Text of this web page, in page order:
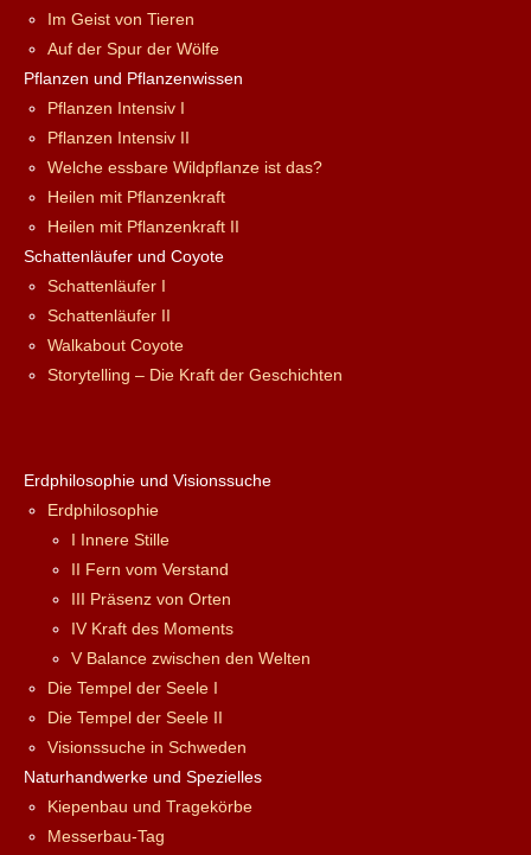
Im Geist von Tieren
Auf der Spur der Wölfe
Pflanzen und Pflanzenwissen
Pflanzen Intensiv I
Pflanzen Intensiv II
Welche essbare Wildpflanze ist das?
Heilen mit Pflanzenkraft
Heilen mit Pflanzenkraft II
Schattenläufer und Coyote
Schattenläufer I
Schattenläufer II
Walkabout Coyote
Storytelling – Die Kraft der Geschichten
Erdphilosophie und Visionssuche
Erdphilosophie
I Innere Stille
II Fern vom Verstand
III Präsenz von Orten
IV Kraft des Moments
V Balance zwischen den Welten
Die Tempel der Seele I
Die Tempel der Seele II
Visionssuche in Schweden
Naturhandwerke und Spezielles
Kiepenbau und Tragekörbe
Messerbau-Tag